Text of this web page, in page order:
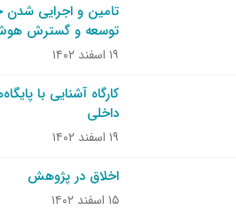
تامین و اجرایی شدن
توسعه و گسترش
۱۹ اسفند ۱۴۰۲
کارگاه آشنایی با
داخلی
۱۹ اسفند ۱۴۰۲
اخلاق در پژوهش
۱۵ اسفند ۱۴۰۲